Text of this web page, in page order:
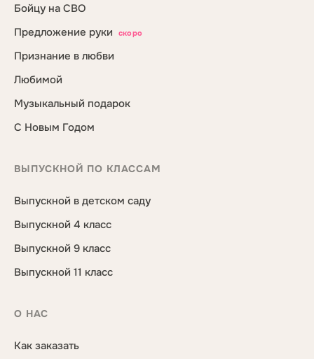
Бойцу на СВО
Предложение руки
скоро
Признание в любви
Любимой
Музыкальный подарок
С Новым Годом
ВЫПУСКНОЙ ПО КЛАССАМ
Выпускной в детском саду
Выпускной 4 класс
Выпускной 9 класс
Выпускной 11 класс
О НАС
Как заказать